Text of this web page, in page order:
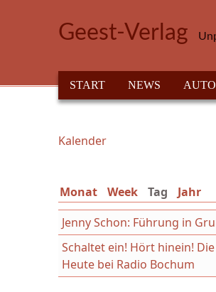
Geest-Verlag
HAUPTMENÜ
START NEWS
Sie sind hier
Kalender
Monat Week Tag (aktiver
Jahr
Jenny Schon: Führung in
Schaltet ein! Hört hinein!
Heute bei Radio Bochum